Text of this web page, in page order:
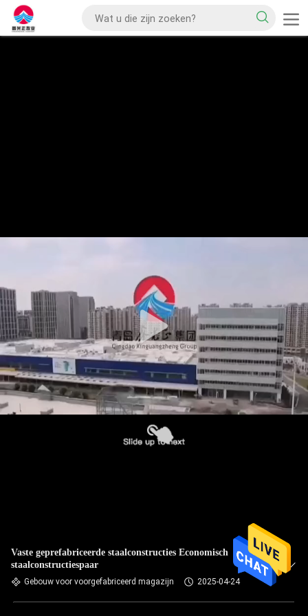
Vaste geprefabriceerde staalconstructies Economisch
staalconstructiespaar
Gebouw voor voorgefabriceerd magazijn 2025-04-24